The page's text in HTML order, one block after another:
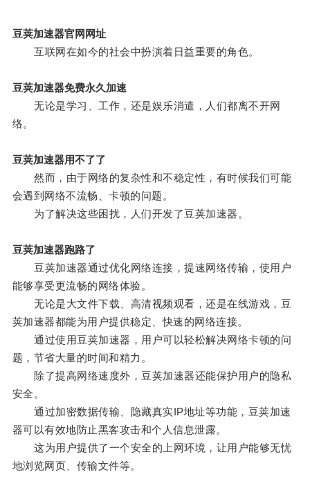
豆荚加速器官网网址
互联网在如今的社会中扮演着日益重要的角色。
豆荚加速器免费永久加速
无论是学习、工作，还是娱乐消遣，人们都离不开网
络。
豆荚加速器用不了了
然而，由于网络的复杂性和不稳定性，有时候我们可能
会遇到网络不流畅、卡顿的问题。
为了解决这些困扰，人们开发了豆荚加速器。
豆荚加速器跑路了
豆荚加速器通过优化网络连接，提速网络传输，使用户
能够享受更流畅的网络体验。
无论是大文件下载、高清视频观看，还是在线游戏，豆
荚加速器都能为用户提供稳定、快速的网络连接。
通过使用豆荚加速器，用户可以轻松解决网络卡顿的问
题，节省大量的时间和精力。
除了提高网络速度外，豆荚加速器还能保护用户的隐私
安全。
通过加密数据传输、隐藏真实IP地址等功能，豆荚加速
器可以有效地防止黑客攻击和个人信息泄露。
这为用户提供了一个安全的上网环境，让用户能够无忧
地浏览网页、传输文件等。